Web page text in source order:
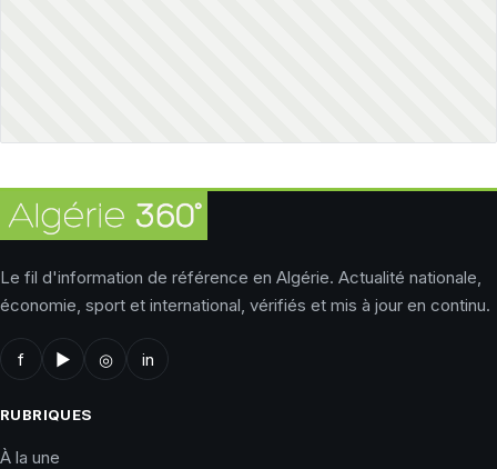
Le fil d'information de référence en Algérie. Actualité nationale,
économie, sport et international, vérifiés et mis à jour en continu.
f ▶ ◎ in
RUBRIQUES
À la une